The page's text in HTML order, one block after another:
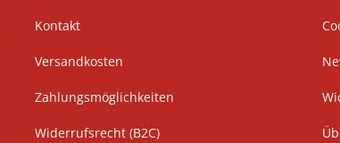
Kontakt
Versandkosten
Zahlungsmöglichkeiten
Widerrufsrecht (B2C)